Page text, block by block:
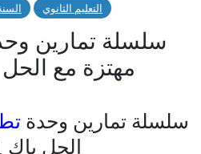
التعليم الثانوي
سلسلة تمارين
مهتزة مع الحل
سلسلة تمارين وحدة
الحل باك 2021